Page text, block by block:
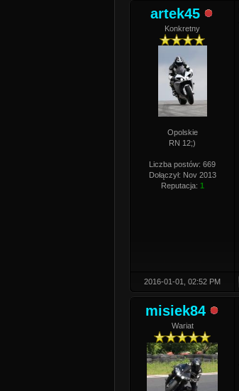
artek45
Konkretny
Opolskie
RN 12;)
Liczba postów: 669
Dołączył: Nov 2013
Reputacja: 1
2016-01-01, 02:52 PM
misiek84
Wariat